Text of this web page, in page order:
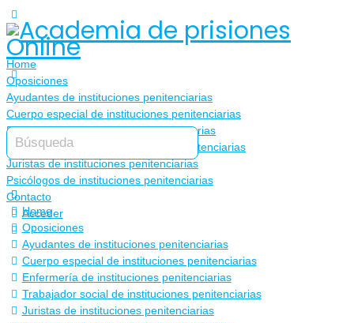
Home
Oposiciones
Ayudantes de instituciones penitenciarias
Cuerpo especial de instituciones penitenciarias
Enfermería de instituciones penitenciarias
Trabajador social de instituciones penitenciarias
Juristas de instituciones penitenciarias
Psicólogos de instituciones penitenciarias
Contacto
Acceder
Home
Oposiciones
Ayudantes de instituciones penitenciarias
Cuerpo especial de instituciones penitenciarias
Enfermería de instituciones penitenciarias
Trabajador social de instituciones penitenciarias
Juristas de instituciones penitenciarias